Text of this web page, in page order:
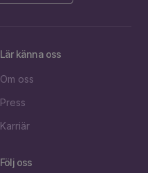
Lär känna oss
Om oss
Press
Karriär
Följ oss